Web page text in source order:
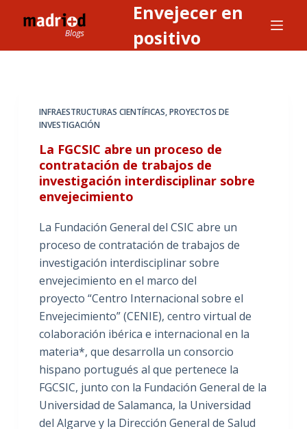
l
Envejecer en
positivo
INFRAESTRUCTURAS CIENTÍFICAS,PROYECTOS DE
INVESTIGACIÓN
La FGCSIC abre un proceso de
contratación de trabajos de
investigación interdisciplinar sobre
envejecimiento
La Fundación General del CSIC abre un
proceso de contratación de trabajos de
investigación interdisciplinar sobre
envejecimiento en el marco del
proyecto “Centro Internacional sobre el
Envejecimiento” (CENIE), centro virtual de
colaboración ibérica e internacional en la
materia*, que desarrolla un consorcio
hispano portugués al que pertenece la
FGCSIC, junto con la Fundación General de la
Universidad de Salamanca, la Universidad
del Algarve y la Dirección General de Salud